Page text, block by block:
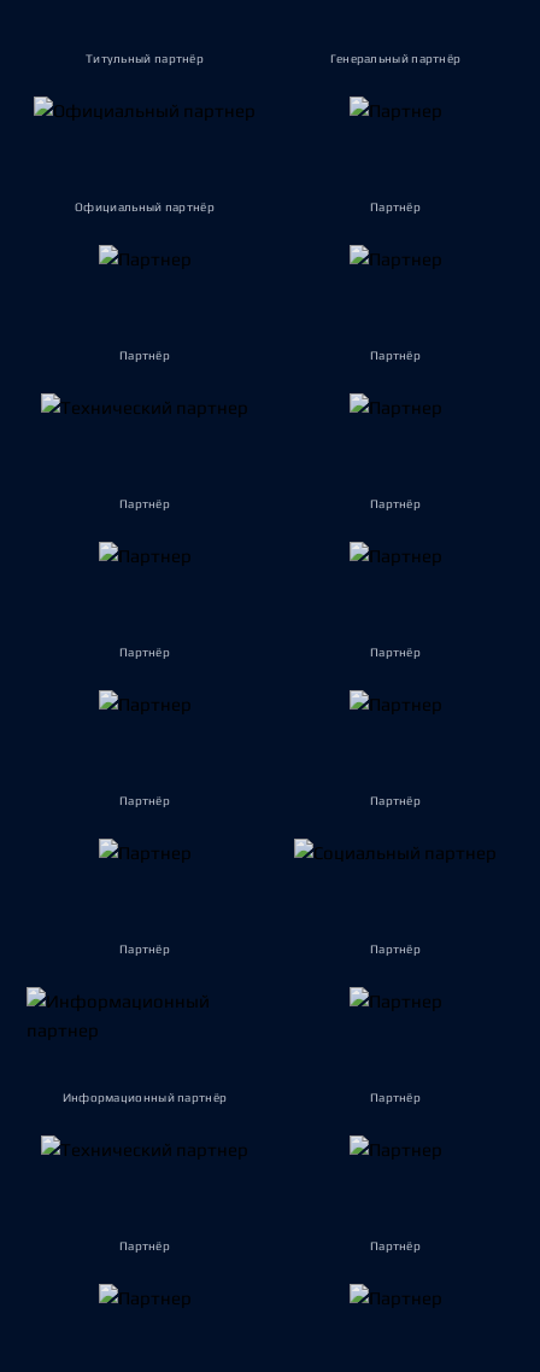
Титульный партнёр Генеральный партнёр
Официальный партнёр Партнёр
Партнёр Партнёр
Партнёр Партнёр
Партнёр Партнёр
Партнёр Партнёр
Партнёр Партнёр
Информационный партнёр Партнёр
Партнёр Партнёр